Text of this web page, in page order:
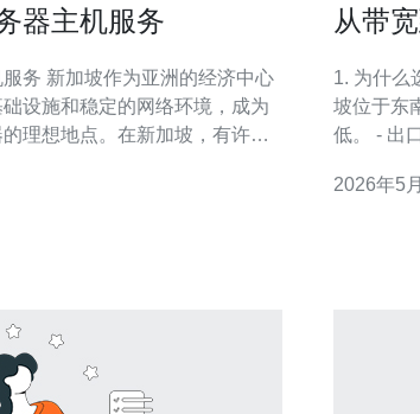
器主机服务
济中心
设施和稳定的网络环境，成为
理想地点。在新加坡，有许多
从带
1. 为什么
坡位于东
低。 - 出
数据中心
2026年5